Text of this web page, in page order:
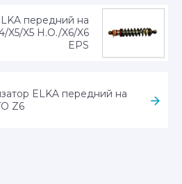
передний на
X5/X5 H.O./X6/X6
EPS
ELKA передний на
Z6